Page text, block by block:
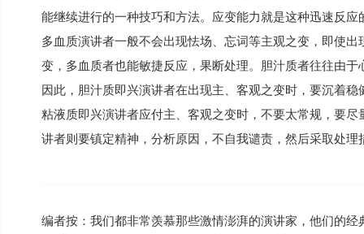
能继续进行的一种技巧和方法。应变能力就是这种迅速反
多血质演讲者一般不会出现怯场、忘词等主观之变，即使
变，多血质者也能敏捷反应，果断处理。胆汁质者往往由
因此，胆汁质即兴演讲者在出现主、客观之变时，要沉着
粘液质即兴演讲者应付主、客观之变时，不要太常规，要
讲者则要镇定精神，分析原因，不自我谴责，然后采取处理
编者按：我们都非常羡慕那些激情澎湃的演讲家，他们的